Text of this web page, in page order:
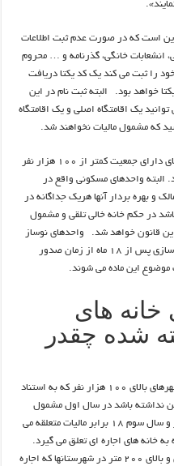
این است که در صورت عدم ثبت اطلاعات
انشعابات خانگی، گذرنامه و … محروم
را ثبت می کند یک کد یکتا دریافت
خواهد بود. البته ثبت نام در این
یک اقامتگاه اصلی و یک اقامتگاه
که مشمول مالیات نخواهند شد.
همچنین خانه های واقع در روستاها و شهرهای دارای جمعیت کمتر از ۱۰۰ هزار نفر
واحدهای مسکونی واقع در
که مالک و بهره بردار آنها هریک جداگانه در
در حکم خانه خالی تلقی و مشمول
سال اول این قانون خواهد شد. واحدهای نوساز
نیز پس از ۱۲ ماه و در طرح پروژه های انبوه سازی پس از ۱۸ ماه از زمان صدور
موضوع این ماده می شوند.
خانه های
شده چقدر
بر اساس قانون هر واحد مسکونی واقع در شهرهای بالای ۱۰۰ هزار نفر که به استناد
و اسکان بیش از ۱۲۰ روز ساکن نداشته باشد در سال اول مشمول
شش برابر مالیات متعلقه، سال دوم ۱۲ برابر و سال سوم ۱۸ برابر مالیات متعلقه می
خانه های اجاره ای تعلق می گیرد.
طبق قانون واحدهای بالای ۱۵۰ متر در تهران و بالای ۲۰۰ متر در شهرستانها که اجاره